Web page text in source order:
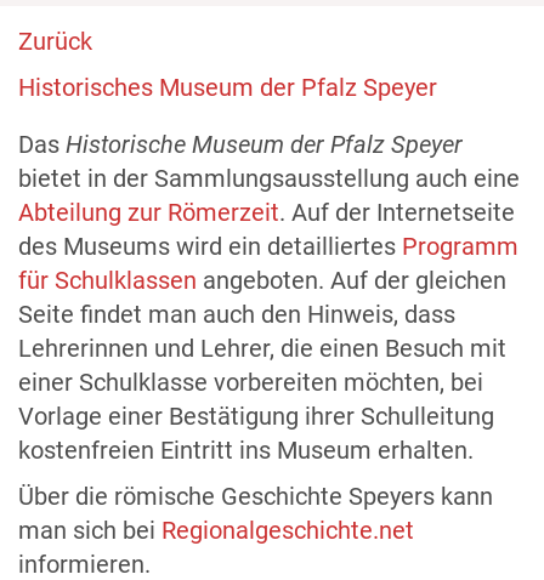
Zurück
Historisches Museum der Pfalz Speyer
Das Historische Museum der Pfalz Speyer
bietet in der Sammlungsausstellung auch eine
Abteilung zur Römerzeit. Auf der Internetseite
des Museums wird ein detailliertes Programm
für Schulklassen angeboten. Auf der gleichen
Seite findet man auch den Hinweis, dass
Lehrerinnen und Lehrer, die einen Besuch mit
einer Schulklasse vorbereiten möchten, bei
Vorlage einer Bestätigung ihrer Schulleitung
kostenfreien Eintritt ins Museum erhalten.
Über die römische Geschichte Speyers kann
man sich bei Regionalgeschichte.net
informieren.